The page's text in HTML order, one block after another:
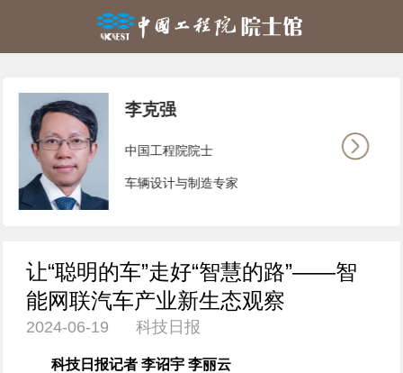
李克强
中国工程院院士
车辆设计与制造专家
让“聪明的车”走好“智慧的路”——智
能网联汽车产业新生态观察
2024-06-19 科技日报
科技日报记者 李诏宇 李丽云